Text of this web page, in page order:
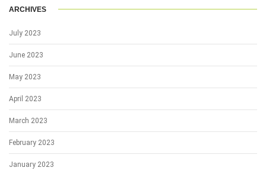
ARCHIVES
July 2023
June 2023
May 2023
April 2023
March 2023
February 2023
January 2023